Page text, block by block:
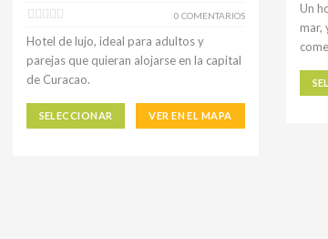
0 COMENTARIOS
Hotel de lujo, ideal para adultos y
parejas que quieran alojarse en la capital
de Curacao.
SELECCIONAR VER EN EL MAPA
Un
mar,